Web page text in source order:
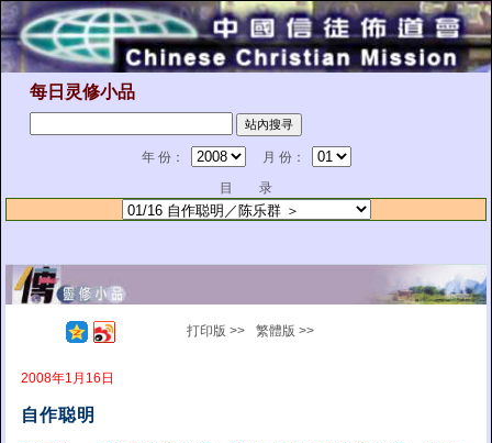
每日灵修小品
年 份：
月 份：
目 录
打印版 >> 繁體版 >>
2008年1月16日
自作聪明